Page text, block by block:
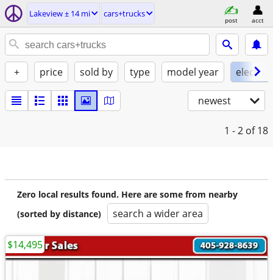
Lakeview ± 14 mi cars+trucks
post acct
+ price sold by type model year electric
newest
1 - 2 of 18
Zero local results found. Here are some from nearby
(sorted by distance)
search a wider area
$14,495